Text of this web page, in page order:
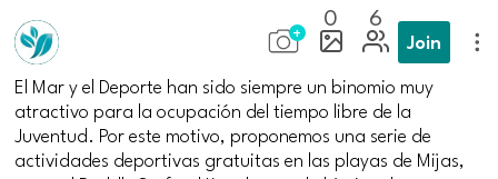
0 6
Join
El Mar y el Deporte han sido siempre un binomio muy
atractivo para la ocupación del tiempo libre de la
Juventud. Por este motivo, proponemos una serie de
actividades deportivas gratuitas en las playas de Mijas,